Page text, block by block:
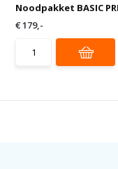
Noodpakket BASIC
€ 179,-